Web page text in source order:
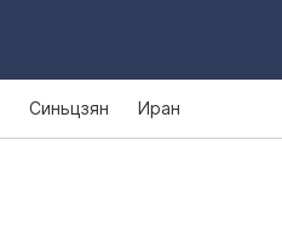
Синьцзян Иран